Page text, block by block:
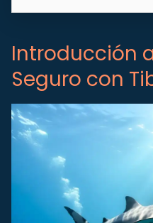
Introducción
Seguro con